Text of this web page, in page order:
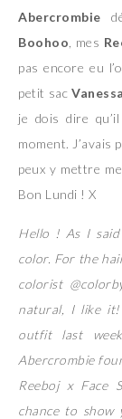
Abercrombie
Boohoo , mes
pas encore eu
petit sac
je dois dire
moment. J’avais
peux y mettre
Bon Lundi ! X
Hello ! As I said
color. For the
colorist
natural, I like it!
outfit last
Abercrombie
Reeboj x Face
chance to show